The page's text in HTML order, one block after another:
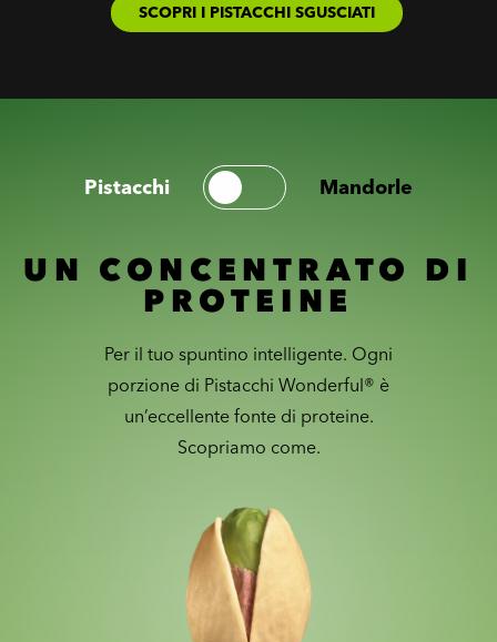
SCOPRI I PISTACCHI SGUSCIATI
Pistacchi Mandorle
UN CONCENTRATO DI
PROTEINE
Per il tuo spuntino intelligente. Ogni
porzione di Pistacchi Wonderful® è
un’eccellente fonte di proteine.
Scopriamo come.